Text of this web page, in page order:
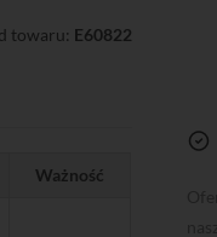
towaru: E60822
Ważność